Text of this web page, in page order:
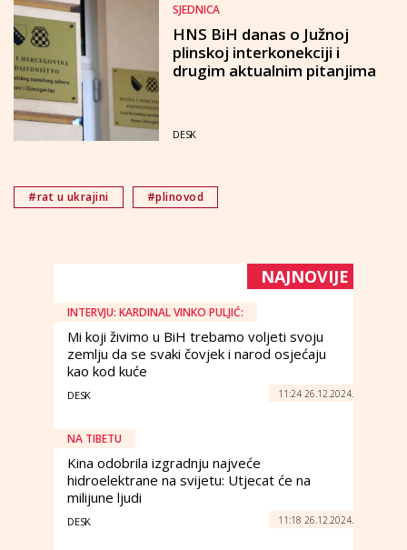
SJEDNICA
HNS BiH danas o Južnoj
plinskoj interkonekciji i
drugim aktualnim pitanjima
DESK
#rat u ukrajini #plinovod
NAJNOVIJE
INTERVJU: KARDINAL VINKO PULJIĆ:
Mi koji živimo u BiH trebamo voljeti svoju
zemlju da se svaki čovjek i narod osjećaju
kao kod kuće
DESK 11:24 26.12.2024.
NA TIBETU
Kina odobrila izgradnju najveće
hidroelektrane na svijetu: Utjecat će na
milijune ljudi
DESK 11:18 26.12.2024.